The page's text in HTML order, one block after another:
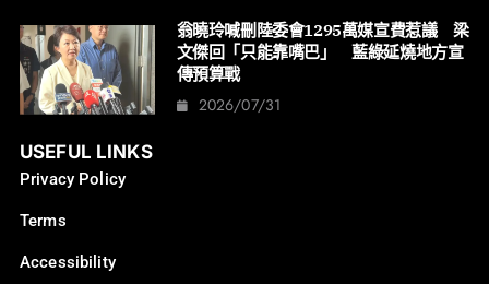
翁曉玲喊刪陸委會1295萬媒宣費惹議 梁
文傑回「只能靠嘴巴」 藍綠延燒地方宣
傳預算戰
2026/07/31
USEFUL LINKS
Privacy Policy
Terms
Accessibility